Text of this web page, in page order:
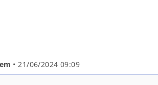
• 21/06/2024 09:09